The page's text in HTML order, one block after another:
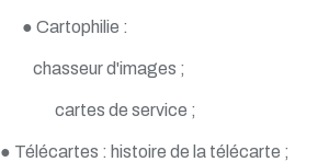
● Cartophilie :
chasseur d'images ;
cartes de service ;
● Télécartes : histoire de la télécarte ;